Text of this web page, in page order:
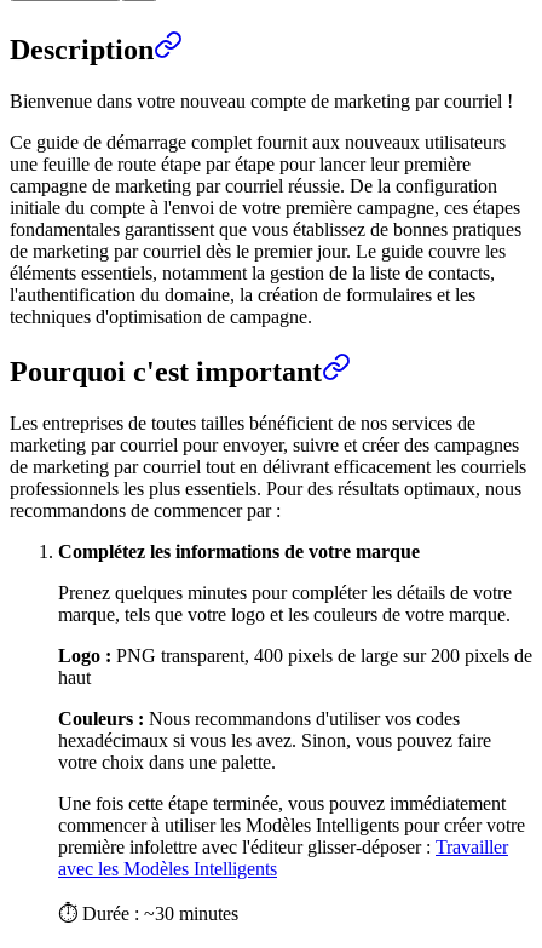
Description
Bienvenue dans votre nouveau compte de marketing par courriel !
Ce guide de démarrage complet fournit aux nouveaux utilisateurs
une feuille de route étape par étape pour lancer leur première
campagne de marketing par courriel réussie. De la configuration
initiale du compte à l'envoi de votre première campagne, ces étapes
fondamentales garantissent que vous établissez de bonnes pratiques
de marketing par courriel dès le premier jour. Le guide couvre les
éléments essentiels, notamment la gestion de la liste de contacts,
l'authentification du domaine, la création de formulaires et les
techniques d'optimisation de campagne.
Pourquoi c'est important
Les entreprises de toutes tailles bénéficient de nos services de
marketing par courriel pour envoyer, suivre et créer des campagnes
de marketing par courriel tout en délivrant efficacement les courriels
professionnels les plus essentiels. Pour des résultats optimaux, nous
recommandons de commencer par :
Complétez les informations de votre marque
Prenez quelques minutes pour compléter les détails de votre
marque, tels que votre logo et les couleurs de votre marque.
Logo : PNG transparent, 400 pixels de large sur 200 pixels de
haut
Couleurs : Nous recommandons d'utiliser vos codes
hexadécimaux si vous les avez. Sinon, vous pouvez faire
votre choix dans une palette.
Une fois cette étape terminée, vous pouvez immédiatement
commencer à utiliser les Modèles Intelligents pour créer votre
première infolettre avec l'éditeur glisser-déposer : Travailler
avec les Modèles Intelligents
⏱ Durée : ~30 minutes